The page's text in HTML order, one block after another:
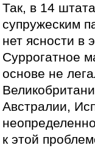
Так, в 14
супружеским
нет ясности в
Суррогатное
основе не
Австралии,
к этой